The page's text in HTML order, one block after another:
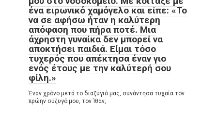
ένα ειρωνικό χαμόγελο και είπε: «Το
να σε αφήσω ήταν η καλύτερη
απόφαση που πήρα ποτέ. Μια
άχρηστη γυναίκα δεν μπορεί να
αποκτήσει παιδιά. Είμαι τόσο
τυχερός που απέκτησα έναν γιο
ενός έτους με την καλύτερή σου
φίλη.»
Έναν χρόνο μετά το διαζύγιό μας, συνάντησα τυχαία τον
πρώην σύζυγό μου, τον Ίθαν,